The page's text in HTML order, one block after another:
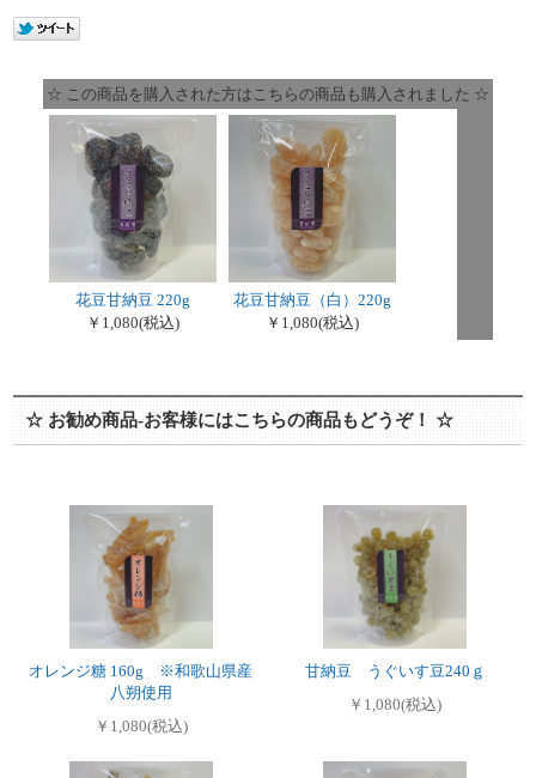
☆ この商品を購入された方はこちらの商品も購入されました ☆
花豆甘納豆 220g
￥1,080(税込)
花豆甘納豆（白）220g
￥1,080(税込)
☆ お勧め商品-お客様にはこちらの商品もどうぞ！ ☆
オレンジ糖 160g ※和歌山県産
八朔使用
￥1,080(税込)
甘納豆 うぐいす豆240ｇ
￥1,080(税込)